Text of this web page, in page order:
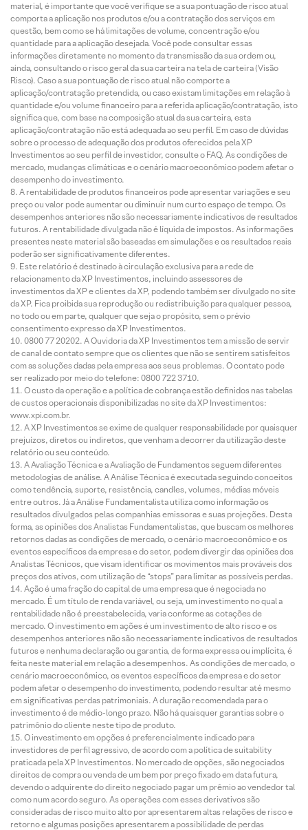
material, é importante que você verifique se a sua pontuação de risco atual
comporta a aplicação nos produtos e/ou a contratação dos serviços em
questão, bem como se há limitações de volume, concentração e/ou
quantidade para a aplicação desejada. Você pode consultar essas
informações diretamente no momento da transmissão da sua ordem ou,
ainda, consultando o risco geral da sua carteira na tela de carteira (Visão
Risco). Caso a sua pontuação de risco atual não comporte a
aplicação/contratação pretendida, ou caso existam limitações em relação à
quantidade e/ou volume financeiro para a referida aplicação/contratação, isto
significa que, com base na composição atual da sua carteira, esta
aplicação/contratação não está adequada ao seu perfil. Em caso de dúvidas
sobre o processo de adequação dos produtos oferecidos pela XP
Investimentos ao seu perfil de investidor, consulte o FAQ. As condições de
mercado, mudanças climáticas e o cenário macroeconômico podem afetar o
desempenho do investimento.
A rentabilidade de produtos financeiros pode apresentar variações e seu
preço ou valor pode aumentar ou diminuir num curto espaço de tempo. Os
desempenhos anteriores não são necessariamente indicativos de resultados
futuros. A rentabilidade divulgada não é líquida de impostos. As informações
presentes neste material são baseadas em simulações e os resultados reais
poderão ser significativamente diferentes.
Este relatório é destinado à circulação exclusiva para a rede de
relacionamento da XP Investimentos, incluindo assessores de
investimentos da XP e clientes da XP, podendo também ser divulgado no site
da XP. Fica proibida sua reprodução ou redistribuição para qualquer pessoa,
no todo ou em parte, qualquer que seja o propósito, sem o prévio
consentimento expresso da XP Investimentos.
0800 77 20202. A Ouvidoria da XP Investimentos tem a missão de servir
de canal de contato sempre que os clientes que não se sentirem satisfeitos
com as soluções dadas pela empresa aos seus problemas. O contato pode
ser realizado por meio do telefone: 0800 722 3710.
O custo da operação e a política de cobrança estão definidos nas tabelas
de custos operacionais disponibilizadas no site da XP Investimentos:
www.xpi.com.br.
A XP Investimentos se exime de qualquer responsabilidade por quaisquer
prejuízos, diretos ou indiretos, que venham a decorrer da utilização deste
relatório ou seu conteúdo.
A Avaliação Técnica e a Avaliação de Fundamentos seguem diferentes
metodologias de análise. A Análise Técnica é executada seguindo conceitos
como tendência, suporte, resistência, candles, volumes, médias móveis
entre outros. Já a Análise Fundamentalista utiliza como informação os
resultados divulgados pelas companhias emissoras e suas projeções. Desta
forma, as opiniões dos Analistas Fundamentalistas, que buscam os melhores
retornos dadas as condições de mercado, o cenário macroeconômico e os
eventos específicos da empresa e do setor, podem divergir das opiniões dos
Analistas Técnicos, que visam identificar os movimentos mais prováveis dos
preços dos ativos, com utilização de “stops” para limitar as possíveis perdas.
Ação é uma fração do capital de uma empresa que é negociada no
mercado. É um título de renda variável, ou seja, um investimento no qual a
rentabilidade não é preestabelecida, varia conforme as cotações de
mercado. O investimento em ações é um investimento de alto risco e os
desempenhos anteriores não são necessariamente indicativos de resultados
futuros e nenhuma declaração ou garantia, de forma expressa ou implícita, é
feita neste material em relação a desempenhos. As condições de mercado, o
cenário macroeconômico, os eventos específicos da empresa e do setor
podem afetar o desempenho do investimento, podendo resultar até mesmo
em significativas perdas patrimoniais. A duração recomendada para o
investimento é de médio-longo prazo. Não há quaisquer garantias sobre o
patrimônio do cliente neste tipo de produto.
O investimento em opções é preferencialmente indicado para
investidores de perfil agressivo, de acordo com a política de suitability
praticada pela XP Investimentos. No mercado de opções, são negociados
direitos de compra ou venda de um bem por preço fixado em data futura,
devendo o adquirente do direito negociado pagar um prêmio ao vendedor tal
como num acordo seguro. As operações com esses derivativos são
consideradas de risco muito alto por apresentarem altas relações de risco e
retorno e algumas posições apresentarem a possibilidade de perdas